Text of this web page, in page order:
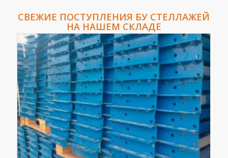
СВЕЖИЕ ПОСТУПЛЕНИЯ БУ СТЕЛЛАЖЕЙ
НА НАШЕМ СКЛАДЕ